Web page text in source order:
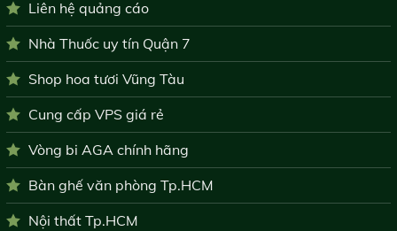
Liên hệ quảng cáo
Nhà Thuốc uy tín Quận 7
Shop hoa tươi Vũng Tàu
Cung cấp VPS giá rẻ
Vòng bi AGA chính hãng
Bàn ghế văn phòng Tp.HCM
Nội thất Tp.HCM